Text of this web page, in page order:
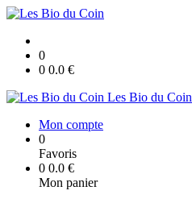
0
0 0.0 €
Les Bio du Coin
Mon compte
0
Favoris
0 0.0 €
Mon panier